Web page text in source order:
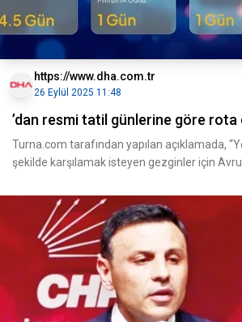
https://www.dha.com.tr
26 Eylül 2025 11:48
’dan resmi tatil günlerine göre
Turna.com tarafından yapılan açıklamada,
şekilde karşılamak isteyen gezginler için